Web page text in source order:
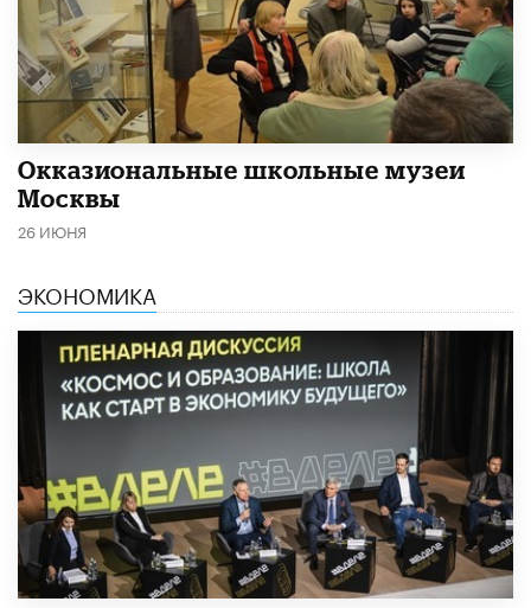
​Окказиональные школьные музеи
Москвы
26 ИЮНЯ
ЭКОНОМИКА